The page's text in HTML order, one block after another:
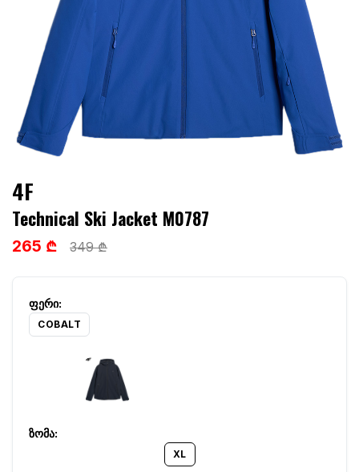
4F
Technical Ski Jacket M0787
265 ₾ 349 ₾
COBALT
XL